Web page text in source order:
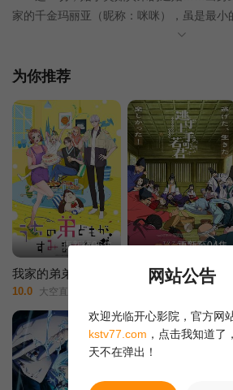
第10集 第11集
家的千金玛丽亚（昵称：咪咪），虽是最小
术的才能”而被当作继承人来培养。然而随
那些显赫的贵族公子早就名草有主了。走投
的毕业派对上，素未谋面的雷纳托王子竟
桩婚事她压根就不知情！明明连婚约都还没
婚？！她的相亲之路将何去何从？武力派大
式开演！！
为你推荐
更新至06集
10.0 大空直美/增田俊树/八代拓/小野贤章/寺泽百花/小野大辅/远藤绫/
更新至04集
擅长逃跑的殿下第二季
正片
网站公告
欢迎光临开心影院，官方网
kstv77.com ，点击我知道了
天不在弹出！